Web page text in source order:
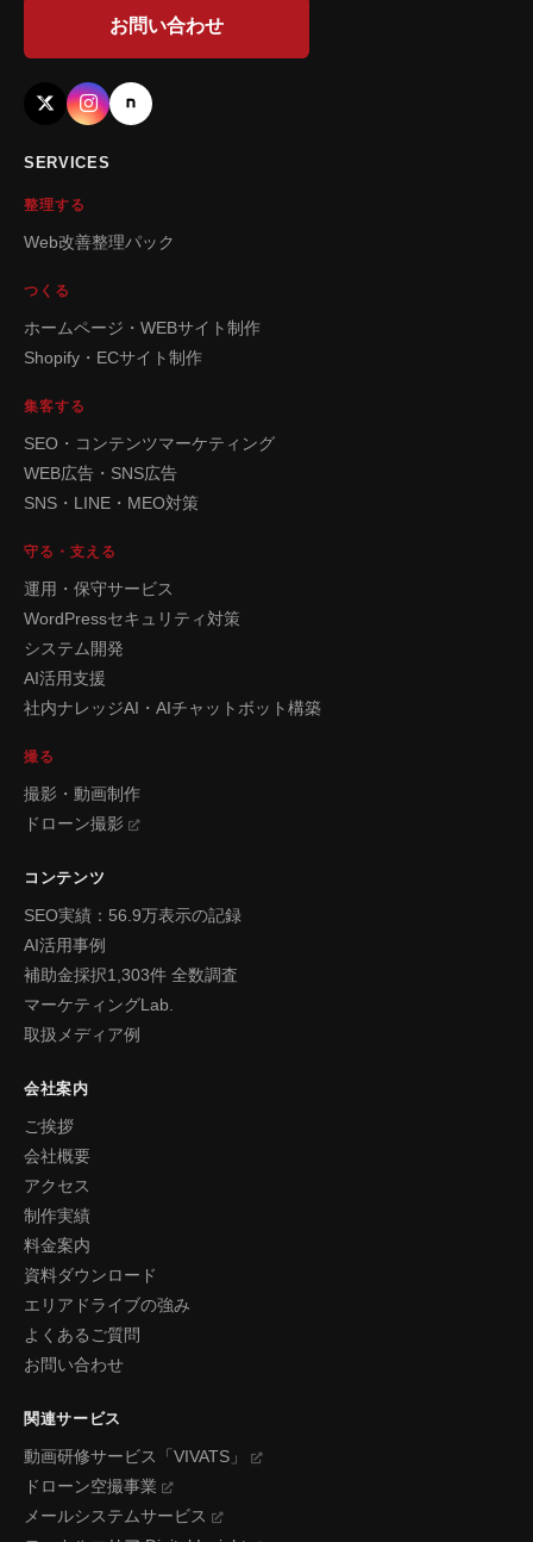
お問い合わせ
SERVICES
整理する
Web改善整理パック
つくる
ホームページ・WEBサイト制作
Shopify・ECサイト制作
集客する
SEO・コンテンツマーケティング
WEB広告・SNS広告
SNS・LINE・MEO対策
守る・支える
運用・保守サービス
WordPressセキュリティ対策
システム開発
AI活用支援
社内ナレッジAI・AIチャットボット構築
撮る
撮影・動画制作
ドローン撮影
コンテンツ
SEO実績：56.9万表示の記録
AI活用事例
補助金採択1,303件 全数調査
マーケティングLab.
取扱メディア例
会社案内
ご挨拶
会社概要
アクセス
制作実績
料金案内
資料ダウンロード
エリアドライブの強み
よくあるご質問
お問い合わせ
関連サービス
動画研修サービス「VIVATS」
ドローン空撮事業
メールシステムサービス